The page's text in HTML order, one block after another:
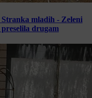
Stranka mladih - Zeleni
drugam